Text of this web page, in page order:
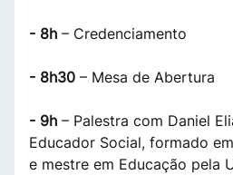
- 8h – Credenciamento
- 8h30 – Mesa de Abertura
- 9h – Palestra com Daniel
Educador Social, formado
e mestre em Educação pela